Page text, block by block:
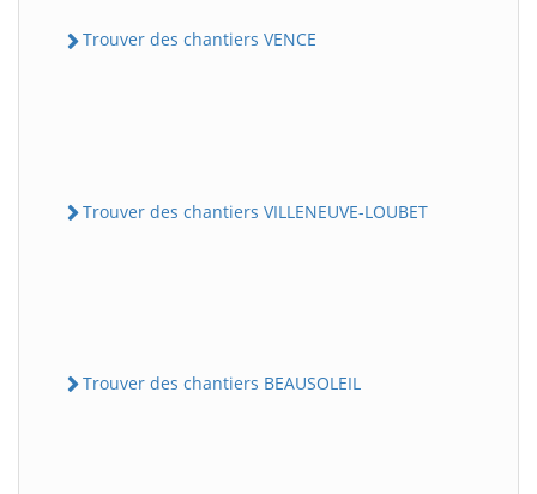
Trouver des chantiers VENCE
Trouver des chantiers VILLENEUVE-LOUBET
Trouver des chantiers BEAUSOLEIL